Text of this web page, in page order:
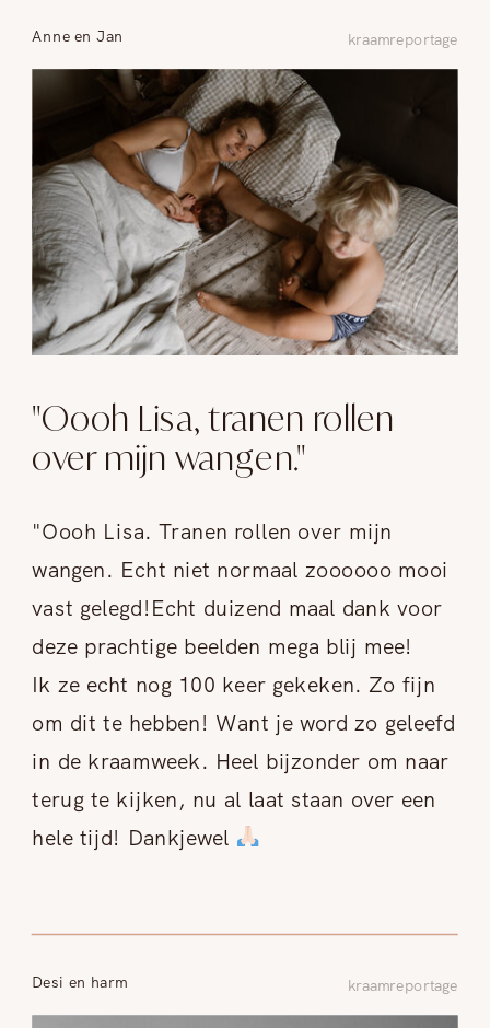
kraamreportage
Anne en Jan
"Oooh Lisa. Tranen rollen over mijn
wangen. Echt niet normaal zoooooo mooi
vast gelegd!Echt duizend maal dank voor
deze prachtige beelden mega blij mee!
Ik ze echt nog 100 keer gekeken. Zo fijn
om dit te hebben! Want je word zo geleefd
in de kraamweek. Heel bijzonder om naar
terug te kijken, nu al laat staan over een
hele tijd! Dankjewel
"Oooh Lisa, tranen rollen
over mijn wangen."
kraamreportage
Desi en harm